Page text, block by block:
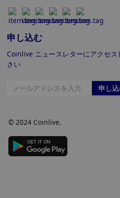
申し込む
Coinlive ニュースレターにアクセ
さい
申し
© 2024 Coinlive.